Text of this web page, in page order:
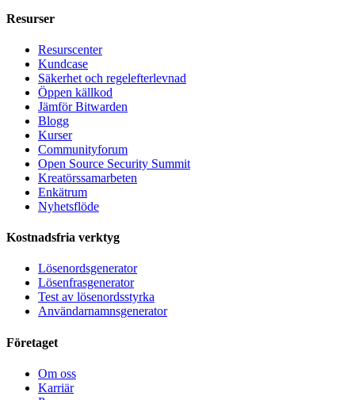
Resurser
Resurscenter
Kundcase
Säkerhet och regelefterlevnad
Öppen källkod
Jämför Bitwarden
Blogg
Kurser
Communityforum
Open Source Security Summit
Kreatörssamarbeten
Enkätrum
Nyhetsflöde
Kostnadsfria verktyg
Lösenordsgenerator
Lösenfrasgenerator
Test av lösenordsstyrka
Användarnamnsgenerator
Företaget
Om oss
Karriär